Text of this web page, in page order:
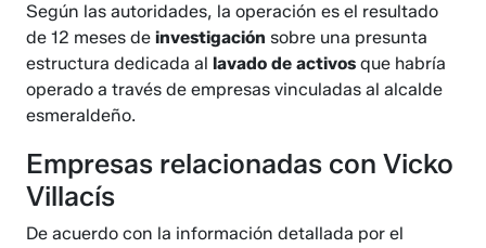
Según las autoridades, la operación es el resultado
de 12 meses deinvestigación sobre una presunta
estructura dedicada al lavado de activos que habría
operado a través de empresas vinculadas al alcalde
esmeraldeño.
Empresas relacionadas con Vicko
Villacís
De acuerdo con la información detallada por el